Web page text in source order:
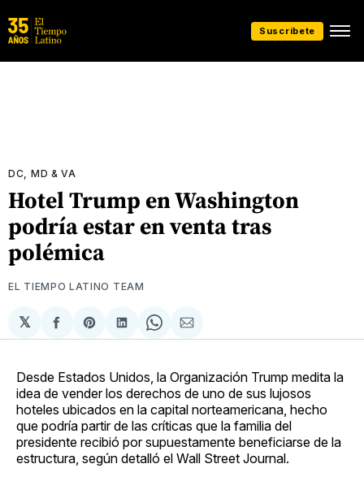
Suscríbete
DC, MD & VA
Hotel Trump en Washington
podría estar en venta tras
polémica
EL TIEMPO LATINO TEAM
𝕏
Compartir
en
Share
on
Compartir
en
Share
on
Compartir
via
Desde Estados Unidos, la Organización Trump medita la
idea de vender los derechos de uno de sus lujosos
hoteles ubicados en la capital norteamericana, hecho
que podría partir de las críticas que la familia del
presidente recibió por supuestamente beneficiarse de la
estructura, según detalló el Wall Street Journal.